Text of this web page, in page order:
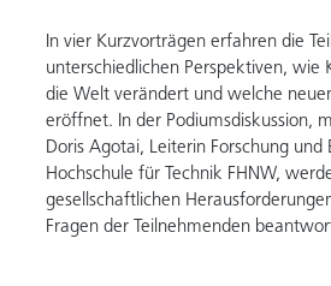
In vier Kurzvorträgen erfahren die
unterschiedlichen Perspektiven, wie
die Welt verändert und welche
eröffnet. In der Podiumsdiskussion,
Doris Agotai, Leiterin Forschung und
Hochschule für Technik FHNW,
gesellschaftlichen
Fragen der Teilnehmenden